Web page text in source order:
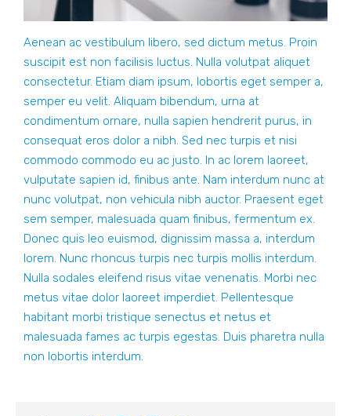
Aenean ac vestibulum libero, sed dictum metus. Proin
suscipit est non facilisis luctus. Nulla volutpat aliquet
consectetur. Etiam diam ipsum, lobortis eget semper a,
semper eu velit. Aliquam bibendum, urna at
condimentum ornare, nulla sapien hendrerit purus, in
consequat eros dolor a nibh. Sed nec turpis et nisi
commodo commodo eu ac justo. In ac lorem laoreet,
vulputate sapien id, finibus ante. Nam interdum nunc at
nunc volutpat, non vehicula nibh auctor. Praesent eget
sem semper, malesuada quam finibus, fermentum ex.
Donec quis leo euismod, dignissim massa a, interdum
lorem. Nunc rhoncus turpis nec turpis mollis interdum.
Nulla sodales eleifend risus vitae venenatis. Morbi nec
metus vitae dolor laoreet imperdiet. Pellentesque
habitant morbi tristique senectus et netus et
malesuada fames ac turpis egestas. Duis pharetra nulla
non lobortis interdum.